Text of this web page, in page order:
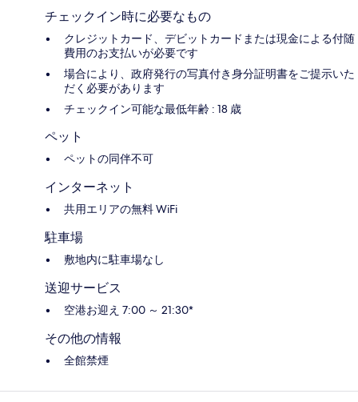
チェックイン時に必要なもの
クレジットカード、デビットカードまたは現金による付随
費用のお支払いが必要です
場合により、政府発行の写真付き身分証明書をご提示いた
だく必要があります
チェックイン可能な最低年齢 : 18 歳
ペット
ペットの同伴不可
インターネット
共用エリアの無料 WiFi
駐車場
敷地内に駐車場なし
送迎サービス
空港お迎え 7:00 ～ 21:30*
その他の情報
全館禁煙